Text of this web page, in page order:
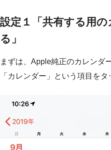
設定１「共有する用
る」
まずは、Apple純正のカレンダ
「カレンダー」という項目をタ